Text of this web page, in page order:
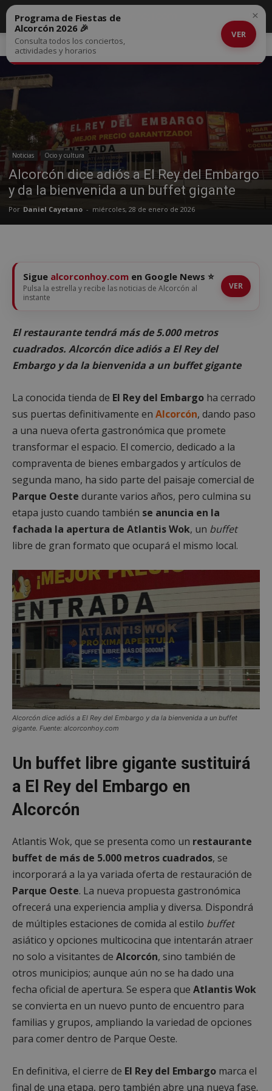
Inicio Noticias
Noticias Ocio y cultura
Alcorcón dice adiós a El Rey del Embargo
y da la bienvenida a un buffet gigante
Por Daniel Cayetano - miércoles, 28 de enero de 2026
Programa de Fiestas de
Alcorcón 2026 🎉
Consulta todos los conciertos,
actividades y horarios
VER
×
Sigue alcorconhoy.com en Google News ⭐
Pulsa la estrella y recibe las noticias de Alcorcón al
instante
VER
El restaurante tendrá más de 5.000 metros
cuadrados. Alcorcón dice adiós a El Rey del
Embargo y da la bienvenida a un buffet gigante
La conocida tienda de El Rey del Embargo ha cerrado
sus puertas definitivamente en Alcorcón, dando paso
a una nueva oferta gastronómica que promete
transformar el espacio. El comercio, dedicado a la
compraventa de bienes embargados y artículos de
segunda mano, ha sido parte del paisaje comercial de
Parque Oeste durante varios años, pero culmina su
etapa justo cuando también se anuncia en la
fachada la apertura de Atlantis Wok, un buffet
libre de gran formato que ocupará el mismo local.
Alcorcón dice adiós a El Rey del Embargo y da la bienvenida a un buffet
gigante. Fuente: alcorconhoy.com
Un buffet libre gigante sustituirá
a El Rey del Embargo en
Alcorcón
Atlantis Wok, que se presenta como un restaurante
buffet de más de 5.000 metros cuadrados, se
incorporará a la ya variada oferta de restauración de
Parque Oeste. La nueva propuesta gastronómica
ofrecerá una experiencia amplia y diversa. Dispondrá
de múltiples estaciones de comida al estilo buffet
asiático y opciones multicocina que intentarán atraer
no solo a visitantes de Alcorcón, sino también de
otros municipios; aunque aún no se ha dado una
fecha oficial de apertura. Se espera que Atlantis Wok
se convierta en un nuevo punto de encuentro para
familias y grupos, ampliando la variedad de opciones
para comer dentro de Parque Oeste.
En definitiva, el cierre de El Rey del Embargo marca el
final de una etapa, pero también abre una nueva fase.